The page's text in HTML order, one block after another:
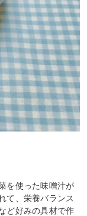
を使った味噌汁が
て、栄養バランス
ど好みの具材で作